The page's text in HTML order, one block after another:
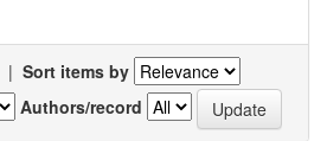
| Sort items by
Authors/record